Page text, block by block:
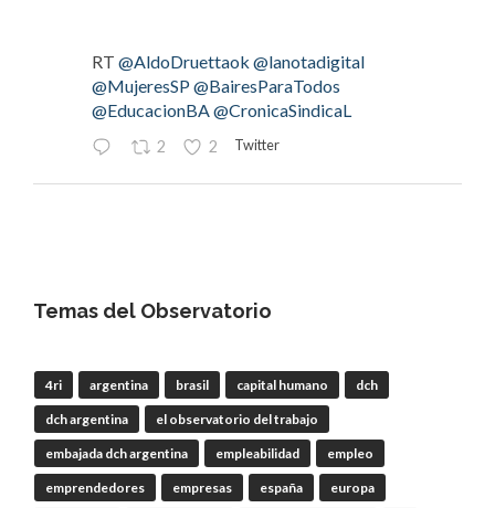
RT @AldoDruettaok @lanotadigital
@MujeresSP@BairesParaTodos
@EducacionBA @CronicaSindicaL
2 2 Twitter
Orgánica del#BCRA
RT@lanotadigital@La_Bancaria
@AldoDruettaok@misionesptodos
@SergioOPalazzo @BairesParaTodos
@uniglobalunion
Temas del Observatorio
4ri argentina brasil capital humano dch
dch argentina el observatorio del trabajo
embajada dch argentina empleabilidad empleo
emprendedores empresas españa europa